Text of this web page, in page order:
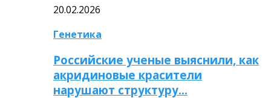
20.02.2026
Генетика
Российские ученые выяснили, как
акридиновые красители
нарушают структуру…